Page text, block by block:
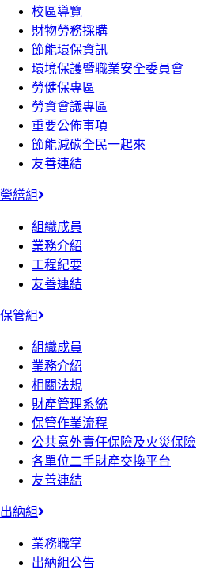
校區導覽
財物勞務採購
節能環保資訊
環境保護暨職業安全委員會
勞健保專區
勞資會議專區
重要公佈事項
節能減碳全民一起來
友善連結
營繕組
組織成員
業務介紹
工程紀要
友善連結
保管組
組織成員
業務介紹
相關法規
財產管理系統
保管作業流程
公共意外責任保險及火災保險
各單位二手財產交換平台
友善連結
出納組
業務職掌
出納組公告